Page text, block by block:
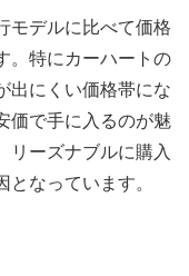
モデルに比べて価格
。特にカーハートの
出にくい価格帯にな
価で手に入るのが魅
リーズナブルに購入
なっています。